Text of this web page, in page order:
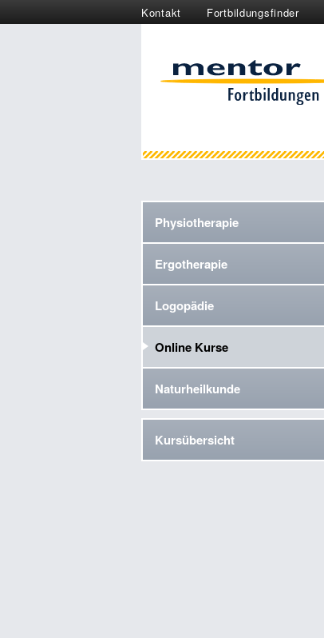
Kontakt Fortbildungsfinder
Physiotherapie
Ergotherapie
Logopädie
Online Kurse
Naturheilkunde
Kursübersicht